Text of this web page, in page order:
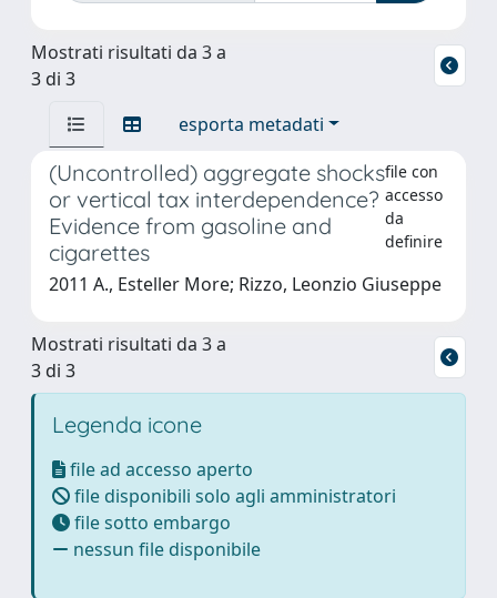
Mostrati risultati da 3 a
3 di 3
esporta metadati
(Uncontrolled) aggregate shocks
or vertical tax interdependence?
Evidence from gasoline and
cigarettes
file con
accesso
da
definire
2011 A., Esteller More; Rizzo, Leonzio Giuseppe
Mostrati risultati da 3 a
3 di 3
Legenda icone
file ad accesso aperto
file disponibili solo agli amministratori
file sotto embargo
nessun file disponibile